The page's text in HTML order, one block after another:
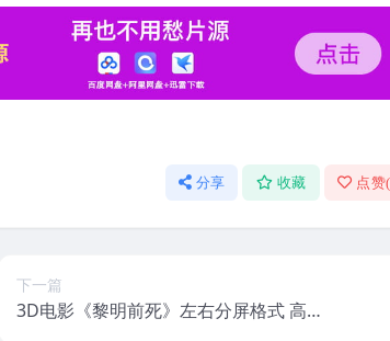
分享 收藏 点赞(
下一篇
3D电影《黎明前死》左右分屏格式 高清